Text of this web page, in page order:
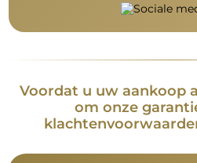
Voordat u uw aankoop
om onze